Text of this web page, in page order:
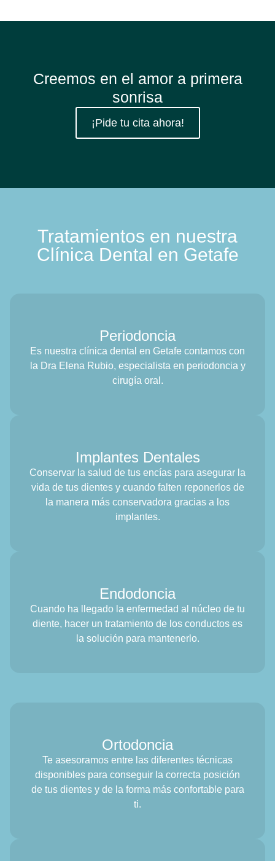
Creemos en el amor a primera
sonrisa
¡Pide tu cita ahora!
Tratamientos en nuestra
Clínica Dental en Getafe
Periodoncia
Es nuestra clínica dental en Getafe contamos con
la Dra Elena Rubio, especialista en periodoncia y
cirugía oral.
Implantes Dentales
Conservar la salud de tus encías para asegurar la
vida de tus dientes y cuando falten reponerlos de
la manera más conservadora gracias a los
implantes.
Endodoncia
Cuando ha llegado la enfermedad al núcleo de tu
diente, hacer un tratamiento de los conductos es
la solución para mantenerlo.
Ortodoncia
Te asesoramos entre las diferentes técnicas
disponibles para conseguir la correcta posición
de tus dientes y de la forma más confortable para
ti.